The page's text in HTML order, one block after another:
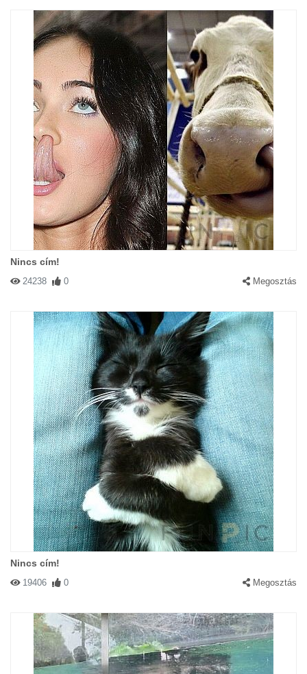
Nincs cím!
24238 0 Megosztás
Nincs cím!
19406 0 Megosztás